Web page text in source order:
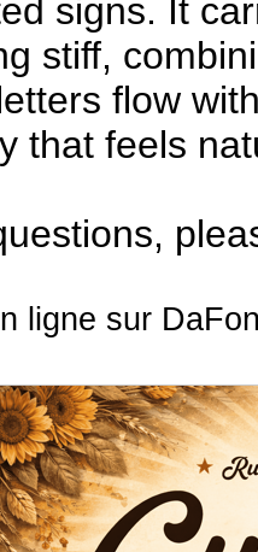
signs. It
stiff,
flow
that feels
ligne sur